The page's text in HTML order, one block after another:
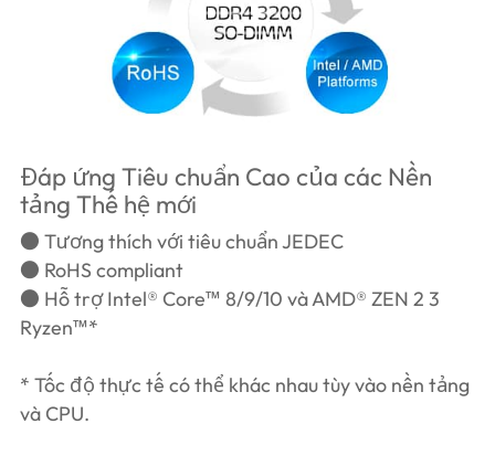
Đáp ứng Tiêu chuẩn Cao của các Nền
tảng Thế hệ mới
● Tương thích với tiêu chuẩn JEDEC
● RoHS compliant
● Hỗ trợ Intel® Core™ 8/9/10 và AMD® ZEN 2 3
Ryzen™*
* Tốc độ thực tế có thể khác nhau tùy vào nền tảng
và CPU.